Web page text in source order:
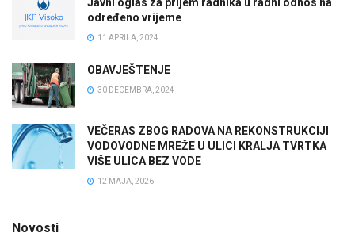
određeno vrijeme
11 APRILA, 2024
OBAVJEŠTENJE
30 DECEMBRA, 2024
VEČERAS ZBOG RADOVA NA REKONSTRUKCIJI
VODOVODNE MREŽE U ULICI KRALJA TVRTKA
VIŠE ULICA BEZ VODE
12 MAJA, 2026
Novosti